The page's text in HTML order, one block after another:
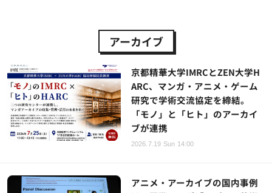
アーカイブ
京都精華大学IMRCとZEN大学H
ARC、マンガ・アニメ・ゲーム
研究で学術交流協定を締結。
「モノ」と「ヒト」のアーカイ
ブが連携
2026.7.19 Sun 14:00
アニメ・アーカイブの国内事例